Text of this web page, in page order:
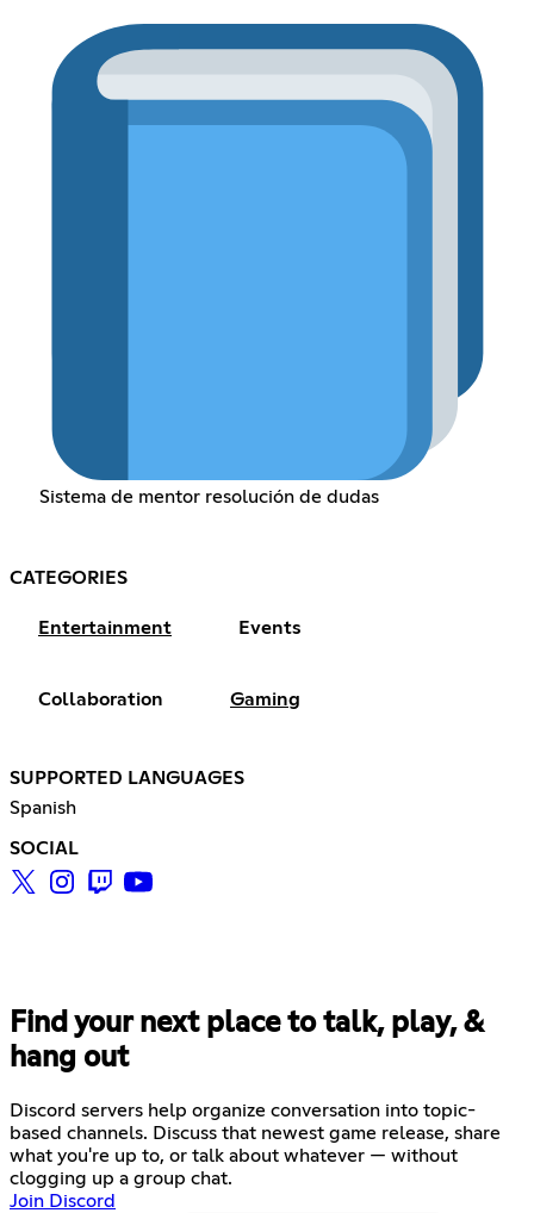
Sistema de mentor resolución de dudas
CATEGORIES
Entertainment Events
Collaboration Gaming
SUPPORTED LANGUAGES
Spanish
SOCIAL
Find your next place to talk, play, &
hang out
Discord servers help organize conversation into topic-
based channels. Discuss that newest game release, share
what you're up to, or talk about whatever — without
clogging up a group chat.
Join Discord